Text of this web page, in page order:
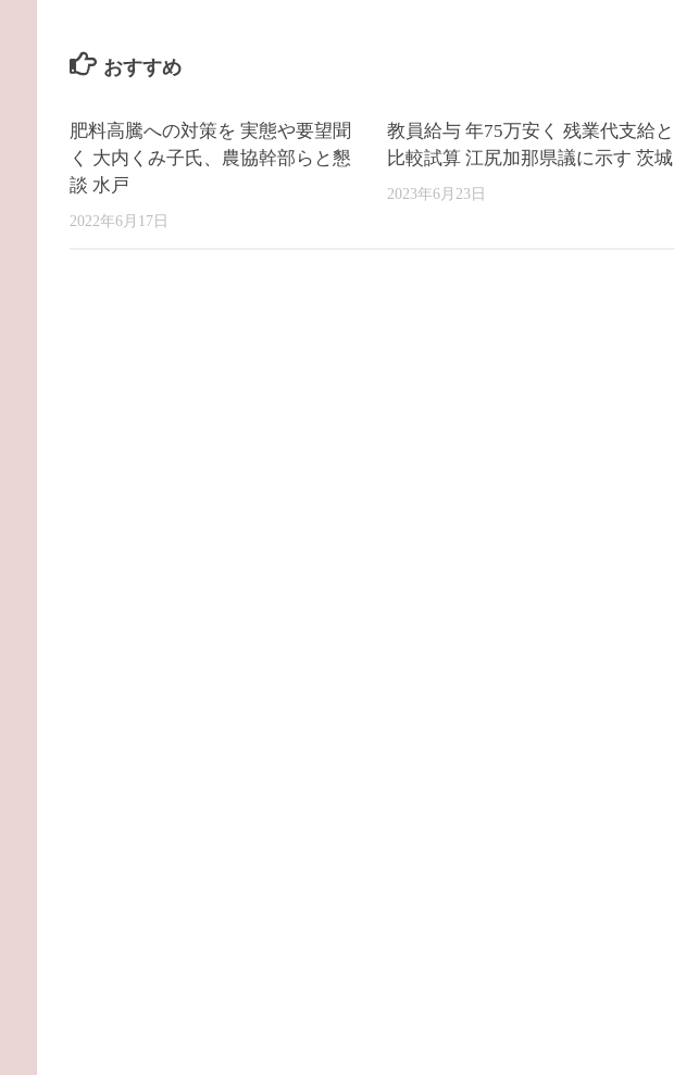
おすすめ
肥料高騰への対策を 実態や要望聞
く 大内くみ子氏、農協幹部らと懇
談 水戸
2022年6月17日
教員給与 年75万安く 残業代支給と
比較試算 江尻加那県議に示す 茨城
2023年6月23日